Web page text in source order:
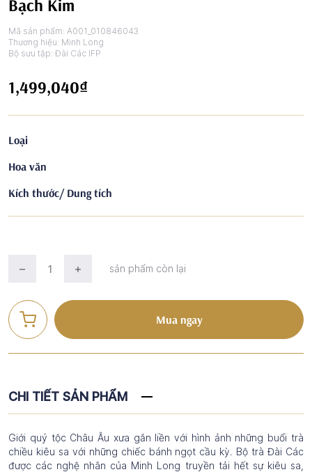
Bạch Kim
Mã sản phẩm: A001_010846043
Thương hiệu: Minh Long
Bộ sưu tập: Đài Các IFP
1,499,040₫
Loại
Hoa văn
Kích thước/ Dung tích
sản phẩm còn lại
Mua ngay
CHI TIẾT SẢN PHẨM
Giới quý tộc Châu Âu xưa gắn liền với hình ảnh những buổi trà
chiều kiêu sa với những chiếc bánh ngọt cầu kỳ. Bộ trà Đài Các
được các nghệ nhân của Minh Long truyền tải hết sự kiêu sa,